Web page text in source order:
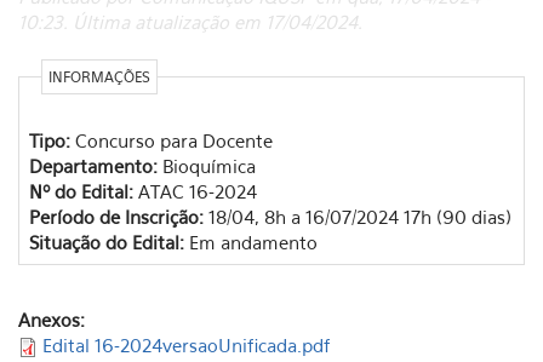
10:23. Última atualização em 17/04/2024.
INFORMAÇÕES
Tipo: Concurso para Docente
Departamento: Bioquímica
Nº do Edital: ATAC 16-2024
Período de Inscrição:
18/04, 8h a 16/07/2024 17h (90 dias)
Situação do Edital: Em andamento
Anexos:
Edital 16-2024versaoUnificada.pdf